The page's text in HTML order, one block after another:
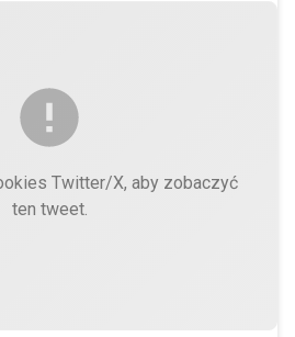
Twitter/X, aby zobaczyć
ten tweet.